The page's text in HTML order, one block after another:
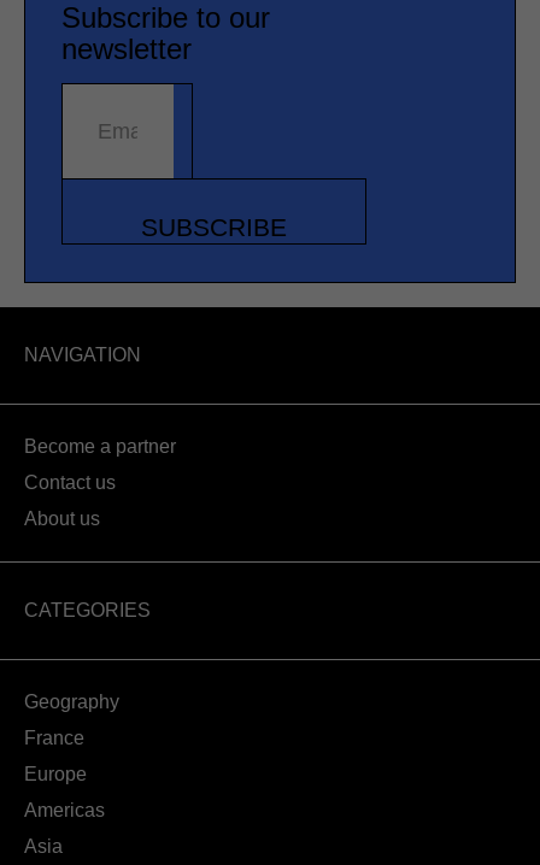
Subscribe to our
newsletter
Email address
SUBSCRIBE
NAVIGATION
Become a partner
Contact us
About us
CATEGORIES
Geography
France
Europe
Americas
Asia